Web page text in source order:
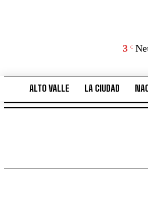
3 C
ALTO VALLE LA CIUDAD
ALTO VALLE LA CIUDAD